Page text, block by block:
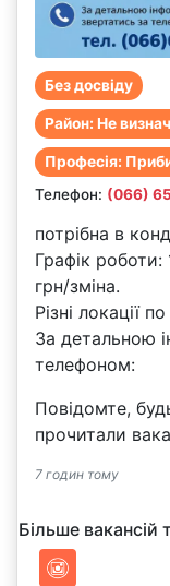
Без досвіду
Район: Не
Професія:
Телефон: (066)
потрібна в
Графік роботи:
грн/зміна.
Різні локації
За детальною
телефоном:
Повідомте,
прочитали
7 годин тому
Більше вакансій